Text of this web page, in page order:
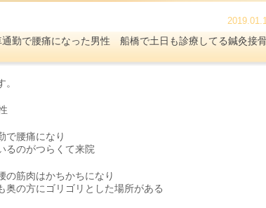
通勤で腰痛になった男性 船橋で土日も診療してる鍼灸接
で腰痛になり
るのがつらくて来院
の筋肉はかちかちになり
奥の方にゴリゴリとした場所がある